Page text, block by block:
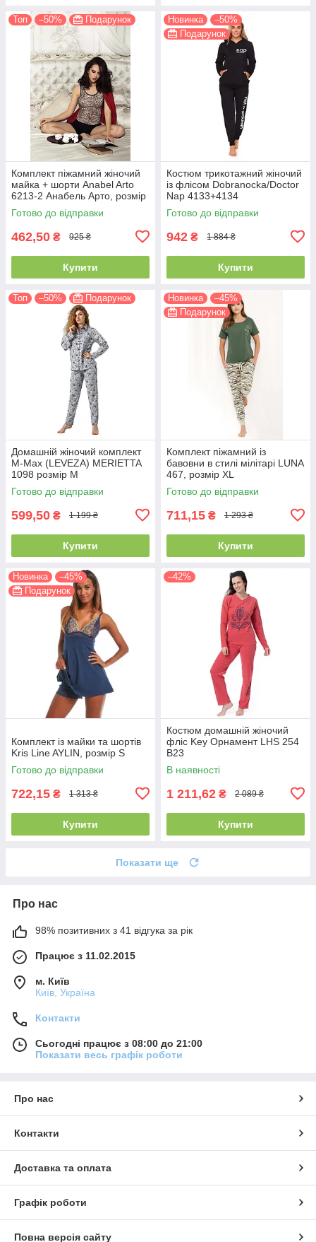
Топ –50% Подарунок
Комплект піжамний жіночий
майка + шорти Anabel Arto
6213-2 Анабель Арто, розмір
42
Готово до відправки
462,50 ₴ 925 ₴
Купити
Новинка
–50%
Подарунок
Костюм трикотажний жіночий
із флісом Dobranocka/Doctor
Nap 4133+4134
Готово до відправки
942 ₴ 1 884 ₴
Купити
Топ –50% Подарунок
Домашній жіночий комплект
M-Max (LEVEZA) MERIETTA
1098 розмір М
Готово до відправки
599,50 ₴ 1 199 ₴
Купити
Новинка
–45%
Подарунок
Комплект піжамний із
бавовни в стилі мілітарі LUNA
467, розмір XL
Готово до відправки
711,15 ₴ 1 293 ₴
Купити
Новинка
–45%
Подарунок
Комплект із майки та шортів
Kris Line AYLIN, розмір S
Готово до відправки
722,15 ₴ 1 313 ₴
Купити
–42%
Костюм домашній жіночий
фліс Key Орнамент LHS 254
B23
В наявності
1 211,62 ₴ 2 089 ₴
Купити
Показати ще
Про нас
98% позитивних з 41 відгука за рік
Працює з 11.02.2015
м. Київ
Київ, Україна
Контакти
Сьогодні працює з 08:00 до 21:00
Показати весь графік роботи
Про нас
Контакти
Доставка та оплата
Графік роботи
Повна версія сайту